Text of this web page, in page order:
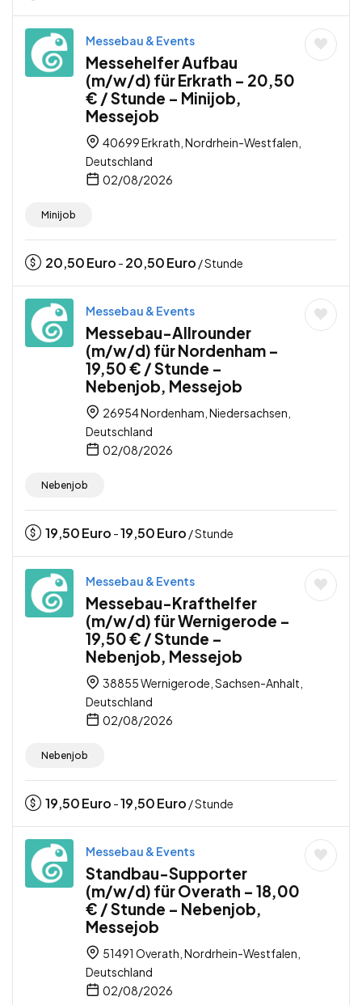
Messebau & Events
Messehelfer Aufbau
(m/w/d) für Erkrath – 20,50
€ / Stunde – Minijob,
Messejob
40699 Erkrath, Nordrhein-Westfalen,
Deutschland
02/08/2026
Minijob
20,50Euro - 20,50Euro / Stunde
Messebau & Events
Messebau-Allrounder
(m/w/d) für Nordenham –
19,50 € / Stunde –
Nebenjob, Messejob
26954 Nordenham, Niedersachsen,
Deutschland
02/08/2026
Nebenjob
19,50Euro -19,50Euro / Stunde
Messebau & Events
Messebau-Krafthelfer
(m/w/d) für Wernigerode –
19,50 € / Stunde –
Nebenjob, Messejob
38855 Wernigerode, Sachsen-Anhalt,
Deutschland
02/08/2026
Nebenjob
19,50Euro -19,50Euro / Stunde
Messebau & Events
Standbau-Supporter
(m/w/d) für Overath – 18,00
€ / Stunde – Nebenjob,
Messejob
51491 Overath, Nordrhein-Westfalen,
Deutschland
02/08/2026